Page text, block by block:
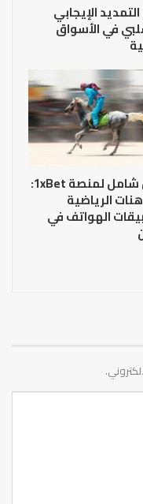
الإيجابي
في الأسواق
دليل شامل لمنصة 1xBet:
الرياضية
الهواتف في